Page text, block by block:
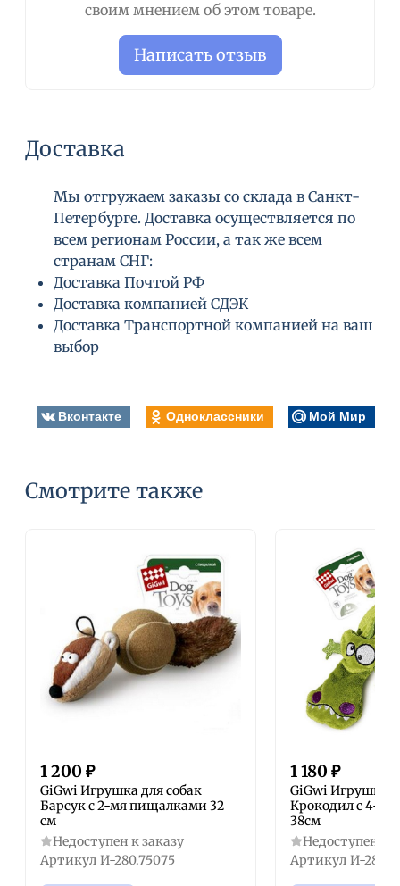
своим мнением об этом товаре.
Написать отзыв
Доставка
Мы отгружаем заказы со склада в Санкт-
Петербурге. Доставка осуществляется по
всем регионам России, а так же всем
странам СНГ:
Доставка Почтой РФ
Доставка компанией СДЭК
Доставка Транспортной компанией на ваш
выбор
Вконтакте Одноклассники Мой Мир
Смотрите также
1 200 ₽
GiGwi Игрушка для собак
Барсук с 2-мя пищалками 32
см
Недоступен к заказу
Артикул И-280.75075
1 180 ₽
GiGwi Игрушка
Крокодил с 4-
38см
Недоступен к
Артикул И-